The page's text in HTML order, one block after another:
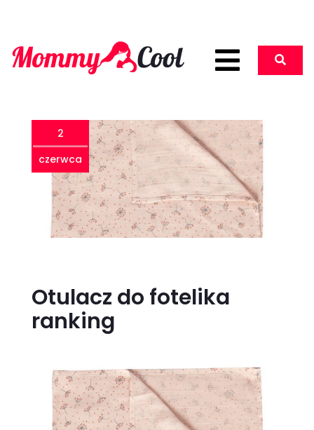
2
czerwca
Otulacz do fotelika
ranking